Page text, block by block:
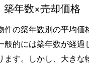
築年数×売却価格
件の築年数別の平均価
般的には築年数が経過
ます。しかし、大き